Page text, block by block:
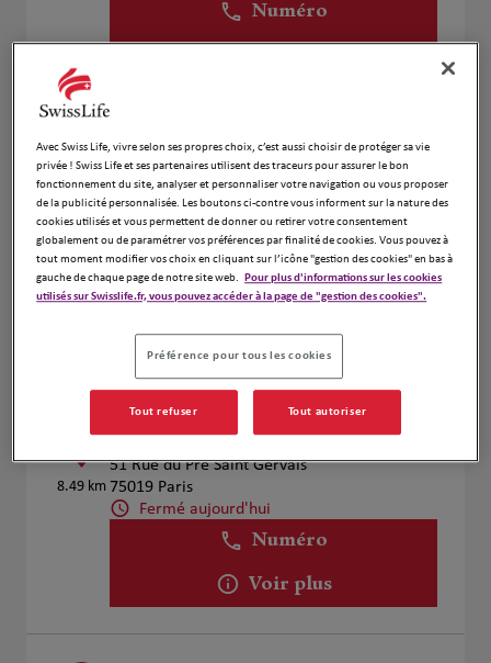
Numéro
4
8.32 km
Caroline Ruiz
11 Rue de l'église
94300 Vincennes
Fermé aujourd'hui
Numéro
Voir plus
Prendre RDV
8.49 km
MIKOV Maksim
51 Rue du Pré Saint Gervais
75019 Paris
Fermé aujourd'hui
Numéro
Voir plus
Avec Swiss Life, vivre selon ses propres choix, c’est aussi choisir de protéger sa vie
privée ! Swiss Life et ses partenaires utilisent des traceurs pour assurer le bon
fonctionnement du site, analyser et personnaliser votre navigation ou vous proposer
de la publicité personnalisée. Les boutons ci-contre vous informent sur la nature des
cookies utilisés et vous permettent de donner ou retirer votre consentement
globalement ou de paramétrer vos préférences par finalité de cookies. Vous pouvez à
tout moment modifier vos choix en cliquant sur l’icône "gestion des cookies" en bas à
gauche de chaque page de notre site web. Pour plus d'informations sur les cookies
utilisés sur Swisslife.fr, vous pouvez accéder à la page de "gestion des cookies".
Préférence pour tous les cookies
Tout refuser Tout autoriser